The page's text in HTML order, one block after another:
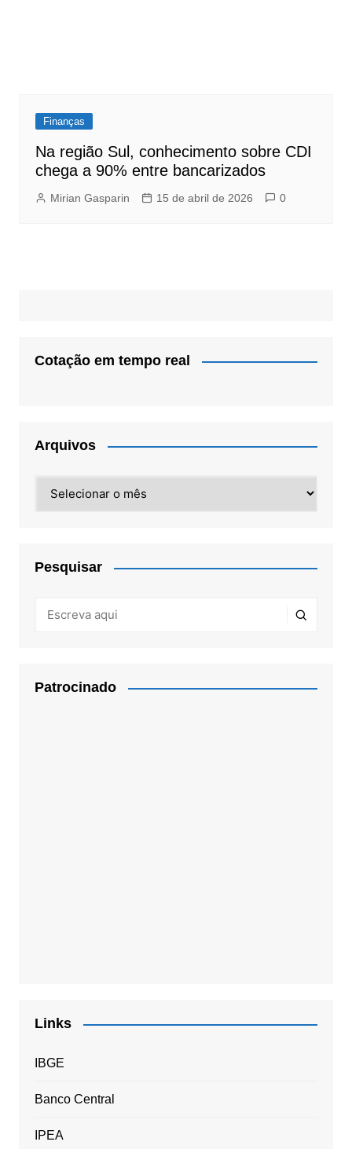
Finanças
Na região Sul, conhecimento sobre CDI
chega a 90% entre bancarizados
Mirian Gasparin 15 de abril de 2026 0
Cotação em tempo real
Arquivos
Pesquisar
Patrocinado
Links
IBGE
Banco Central
IPEA